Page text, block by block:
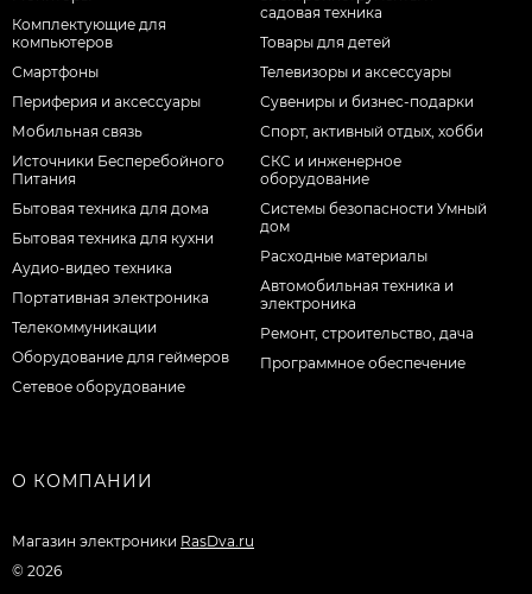
Комплектующие для
компьютеров
Смартфоны
Периферия и аксессуары
Мобильная связь
Источники Бесперебойного
Питания
Бытовая техника для дома
Бытовая техника для кухни
Аудио-видео техника
Портативная электроника
Телекоммуникации
Оборудование для геймеров
Сетевое оборудование
садовая техника
Товары для детей
Телевизоры и аксессуары
Сувениры и бизнес-подарки
Спорт, активный отдых, хобби
СКС и инженерное
оборудование
Системы безопасности Умный
дом
Расходные материалы
Автомобильная техника и
электроника
Ремонт, строительство, дача
Программное обеспечение
О КОМПАНИИ
Магазин электроники RasDva.ru
© 2026